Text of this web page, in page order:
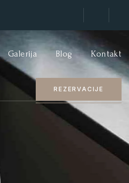
Galerija Blog Kontakt
REZERVACIJE